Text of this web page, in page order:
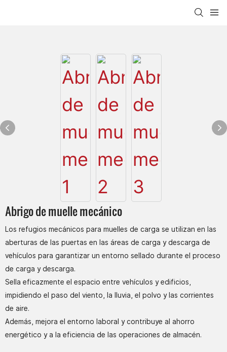
Abrigo de muelle mecánico
Los refugios mecánicos para muelles de carga se utilizan en las
aberturas de las puertas en las áreas de carga y descarga de
vehículos para garantizar un entorno sellado durante el proceso
de carga y descarga.
Sella eficazmente el espacio entre vehículos y edificios,
impidiendo el paso del viento, la lluvia, el polvo y las corrientes
de aire.
Además, mejora el entorno laboral y contribuye al ahorro
energético y a la eficiencia de las operaciones de almacén.